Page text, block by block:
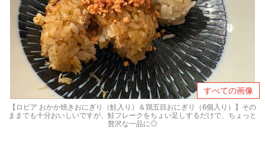
すべての画像
【ロピア おかか焼きおにぎり（鮭入り）＆鶏五目おにぎり（6個入り）】その
ままでも十分おいしいですが、鮭フレークをちょい足しするだけで、ちょっと
贅沢な一品に◎